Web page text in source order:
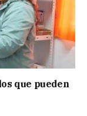
que pueden